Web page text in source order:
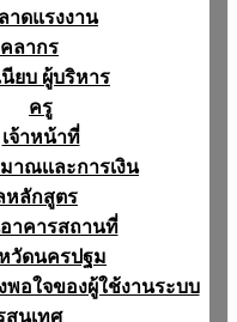
าดแรงงาน
ลากร
นียบ ผู้บริหาร
ครู
เจ้าหน้าที่
าณเเละการเงิน
หลักสูตร
าคารสถานที่
วัดนครปฐม
อใจของผู้ใช้งานระบบ
สนเทศ